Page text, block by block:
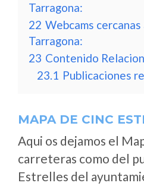
Tarragona:
22 Webcams
Tarragona:
23 Contenido
23.1 Publicaciones
MAPA DE CINC
Aqui os dejamos el
carreteras como del
Estrelles del